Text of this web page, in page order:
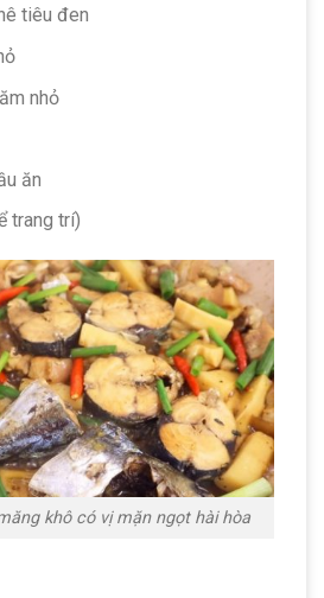
tiêu đen
nhỏ
ăn
trang trí)
khô có vị mặn ngọt hài hòa